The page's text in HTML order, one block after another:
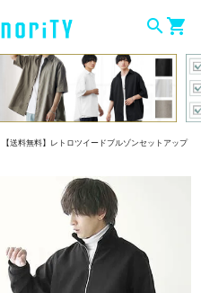
searchshopping_cart
【送料無料】レトロツイードブルゾンセットアップ